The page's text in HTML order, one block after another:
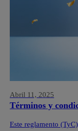
Abril 11, 2025
Términos y
Este reglamento